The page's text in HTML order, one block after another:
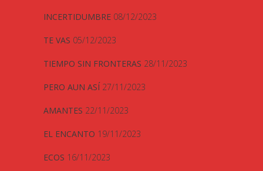
INCERTIDUMBRE 08/12/2023
TE VAS 05/12/2023
TIEMPO SIN FRONTERAS 28/11/2023
PERO AUN ASÍ 27/11/2023
AMANTES 22/11/2023
EL ENCANTO 19/11/2023
ECOS 16/11/2023